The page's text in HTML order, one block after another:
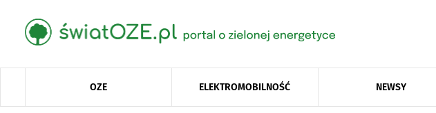
OZE ELEKTROMOBILNOŚĆ NEWSY